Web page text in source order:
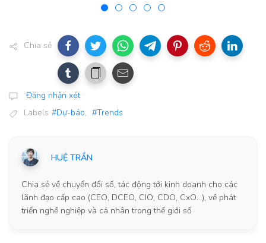
Chia sẻ
Đăng nhận xét
Labels #Dự-báo, #Trends
HUỆ TRẦN
Chia sẻ về chuyển đổi số, tác động tới kinh doanh cho các
lãnh đạo cấp cao (CEO, DCEO, CIO, CDO, CxO...), về phát
triển nghề nghiệp và cá nhân trong thế giới số